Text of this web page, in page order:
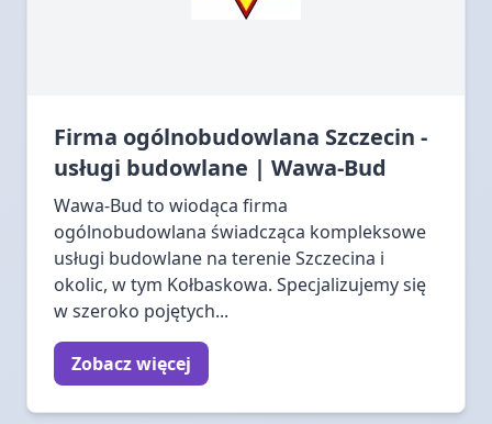
Firma ogólnobudowlana Szczecin -
usługi budowlane | Wawa-Bud
Wawa-Bud to wiodąca firma
ogólnobudowlana świadcząca kompleksowe
usługi budowlane na terenie Szczecina i
okolic, w tym Kołbaskowa. Specjalizujemy się
w szeroko pojętych...
Zobacz więcej